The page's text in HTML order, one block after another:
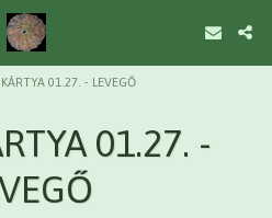
01.27. - LEVEGŐ
01.27. -